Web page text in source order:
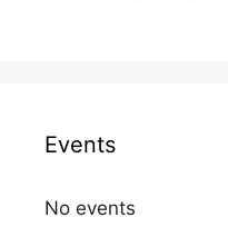
Events
No events